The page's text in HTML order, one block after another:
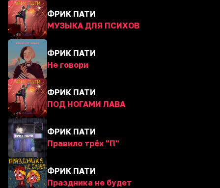
ФРИК ПАТИ
МУЗЫКА ДЛЯ ПСИХОВ
ФРИК ПАТИ
Не говори
ФРИК ПАТИ
ПОД НОГАМИ ЛАВА
ФРИК ПАТИ
Правило трёх "П"
ФРИК ПАТИ
Праздника не будет